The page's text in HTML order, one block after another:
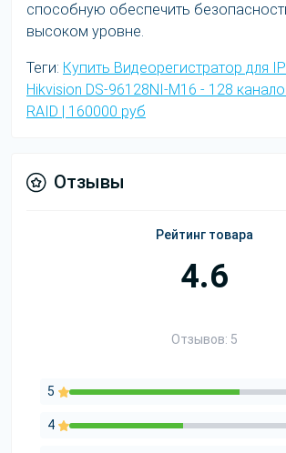
способную обеспечить
высоком уровне.
Теги: Купить Видеорегистратор для
Hikvision DS-96128NI-M16 - 128
RAID | 160000 руб
Отзывы
Рейтинг товара
4.6
Отзывов: 5
5
4